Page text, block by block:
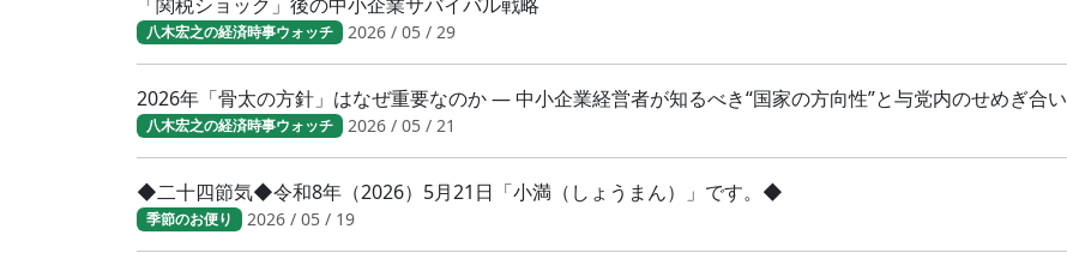
八木宏之の経済時事ウォッチ 2026 / 05 / 29
2026年「骨太の方針」はなぜ重要なのか ― 中小企業経営者が知るべき“国家の方向性”と与党内のせめぎ合い
八木宏之の経済時事ウォッチ 2026 / 05 / 21
◆二十四節気◆令和8年（2026）5月21日「小満（しょうまん）」です。◆
季節のお便り 2026 / 05 / 19